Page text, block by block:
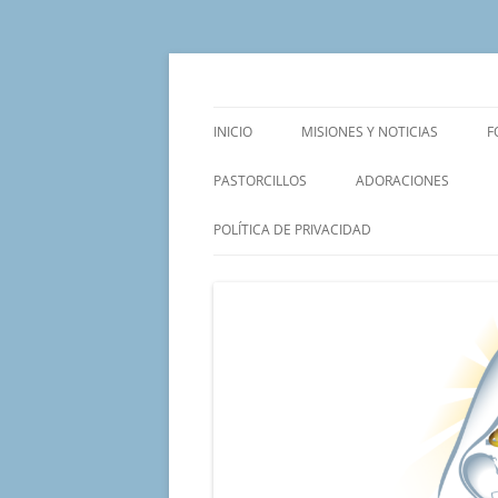
Saltar
INICIO MISIONES Y NOTICIAS
PASTORCILLOS ADORACIONES
POLÍTICA DE PRIVACIDAD